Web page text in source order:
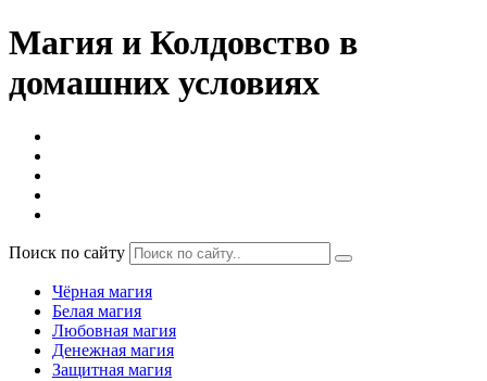
Магия и Колдовство в
домашних условиях
Поиск по сайту
Чёрная магия
Белая магия
Любовная магия
Денежная магия
Защитная магия